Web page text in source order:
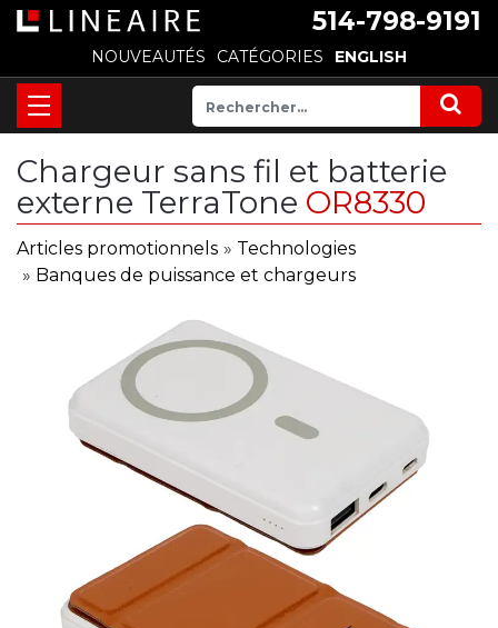
514-798-9191
NOUVEAUTÉS CATÉGORIES ENGLISH
Chargeur sans fil et batterie
externe TerraTone OR8330
Articles promotionnels » Technologies
» Banques de puissance et chargeurs